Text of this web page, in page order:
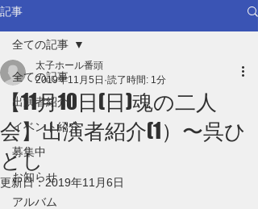
記事
全ての記事
出演者紹介
イベント紹介
募集中
お知らせ
アルバム
全ての記事
【11月10日(日)魂の二人
会】出演者紹介(1）〜呉ひ
とし
太子ホール番頭
2019年11月5日 読了時間: 1分
更新日：2019年11月6日